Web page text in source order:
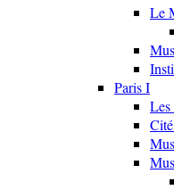
Le
Paris I
Les